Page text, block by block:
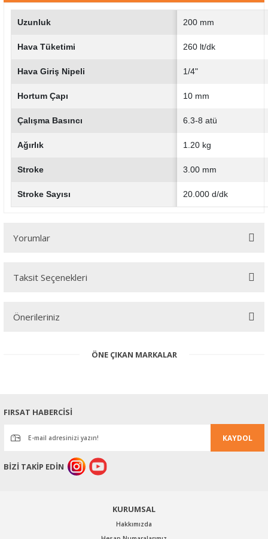
Uzunluk 200 mm
Hava Tüketimi 260 lt/dk
Hava Giriş Nipeli 1/4"
Hortum Çapı 10 mm
Çalışma Basıncı 6.3-8 atü
Ağırlık 1.20 kg
Stroke 3.00 mm
Stroke Sayısı 20.000 d/dk
Yorumlar
Taksit Seçenekleri
Önerileriniz
konularda yetersiz gördüğünüz noktaları öneri formunu kullanarak
Ürün resmi kalitesiz, bozuk veya görüntülenemiyor.
Ürün bilgilerinde hatalar bulunuyor.
Ürün fiyatı diğer sitelerden daha pahalı.
Bu ürüne benzer farklı alternatifler olmalı.
ÖNE ÇIKAN MARKALAR
FIRSAT HABERCİSİ
KAYDOL
BİZİ TAKİP EDİN
KURUMSAL
Hakkımızda